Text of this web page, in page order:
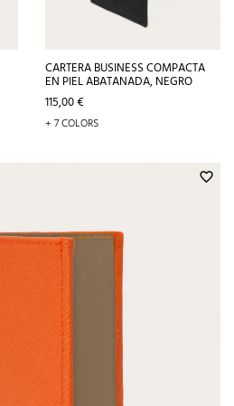
CARTERA BUSINESS COMPACTA
EN PIEL ABATANADA, NEGRO
Precio
115,00 €
+ 7 COLORS
favorite_border